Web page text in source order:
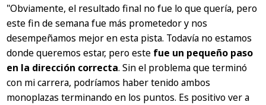
"Obviamente, el resultado final no fue lo que quería, pero
este fin de semana fue más prometedor y nos
desempeñamos mejor en esta pista. Todavía no estamos
donde queremos estar, pero este fue un pequeño paso
en la dirección correcta. Sin el problema que terminó
con mi carrera, podríamos haber tenido ambos
monoplazas terminando en los puntos. Es positivo ver a